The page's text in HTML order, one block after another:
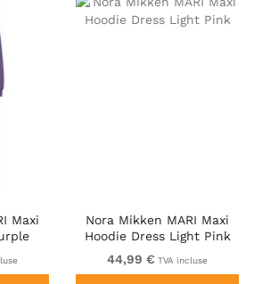
Maxi
Nora Mikken MARI Maxi
Hoodie Dress Light Pink
44,99 € TVA incluse